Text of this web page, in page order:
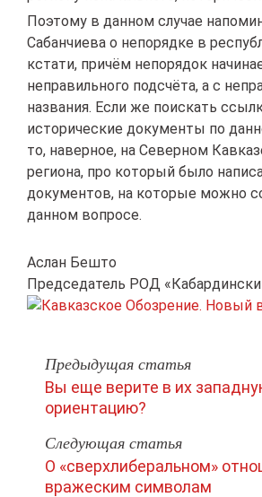
Поэтому в данном случае
Сабанчиева о непорядке в
кстати, причём непорядок
неправильного подсчёта, а с
названия. Если же поискать
исторические документы по
то, наверное, на Северном
региона, про который было
документов, на которые можно
данном вопросе.
Аслан Бешто
Председатель РОД
Предыдущая статья
Вы еще верите в их
ориентацию?
Следующая статья
О «сверхлиберальном»
вражеским символам